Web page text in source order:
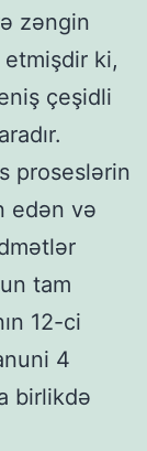
zəngin
ki,
çeşidli
proseslərin
edən və
tam
12-ci
4
birlikdə